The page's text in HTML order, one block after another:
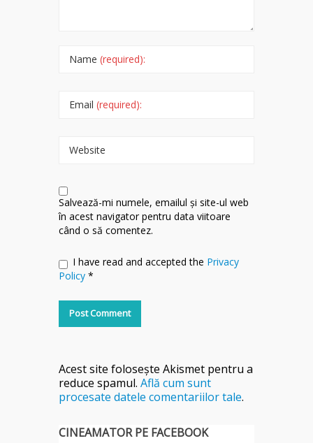
Name (required):
Email (required):
Website
Salvează-mi numele, emailul și site-ul web
în acest navigator pentru data viitoare
când o să comentez.
I have read and accepted the Privacy
Policy *
Acest site folosește Akismet pentru a
reduce spamul. Află cum sunt
procesate datele comentariilor tale.
CINEAMATOR PE FACEBOOK